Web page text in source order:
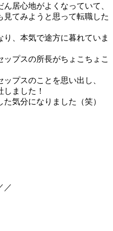
居心地がよくなっていて、
見てみようと思って転職した
、本気で途方に暮れていま
プスの所長がちょこちょこ
プスのことを思い出し、
ました！
気分になりました（笑）
／